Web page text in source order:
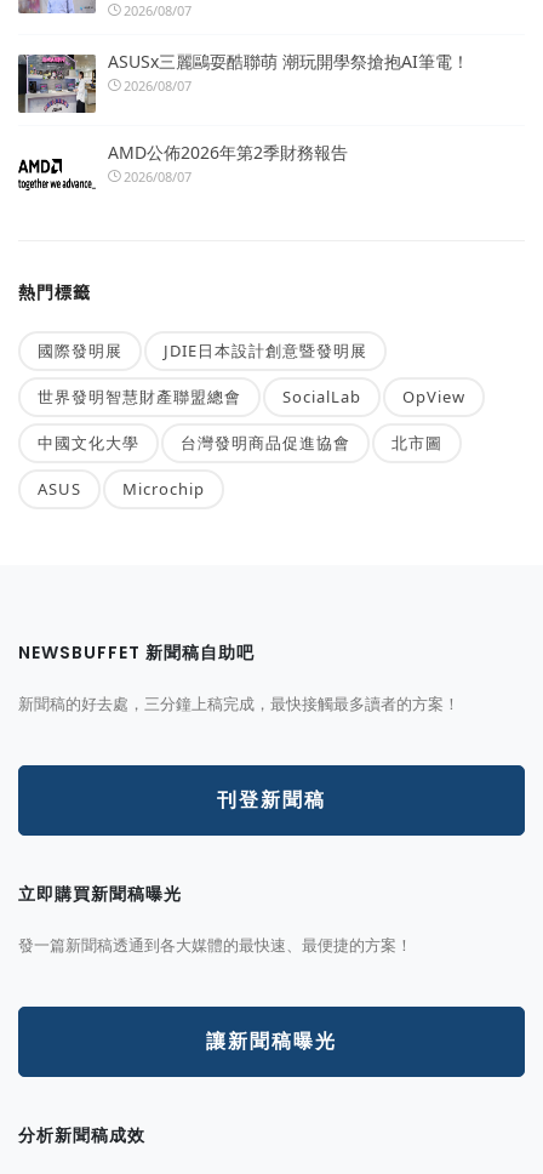
2026/08/07
ASUSx三麗鷗耍酷聯萌 潮玩開學祭搶抱AI筆電！
2026/08/07
AMD公佈2026年第2季財務報告
2026/08/07
熱門標籤
國際發明展 JDIE日本設計創意暨發明展
世界發明智慧財產聯盟總會 SocialLab OpView
中國文化大學 台灣發明商品促進協會 北市圖
ASUS Microchip
NEWSBUFFET 新聞稿自助吧
新聞稿的好去處，三分鐘上稿完成，最快接觸最多讀者的方案！
刊登新聞稿
立即購買新聞稿曝光
發一篇新聞稿透通到各大媒體的最快速、最便捷的方案！
讓新聞稿曝光
分析新聞稿成效